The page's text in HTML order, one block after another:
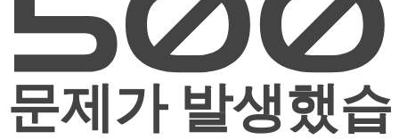
문제가 발생했습